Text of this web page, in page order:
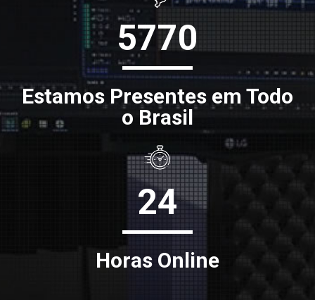
5770
Estamos Presentes em Todo
o Brasil
24
Horas Online